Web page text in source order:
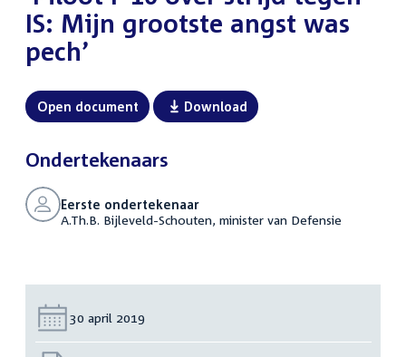
IS: Mijn grootste angst was
pech’
Open document Download
Ondertekenaars
Eerste ondertekenaar
A.Th.B. Bijleveld-Schouten, minister van Defensie
Datum:
30 april 2019